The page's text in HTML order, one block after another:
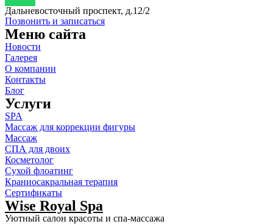
Дальневосточный проспект, д.12/2
Позвонить и записаться
Меню сайта
Новости
Галерея
О компании
Контакты
Блог
Услуги
SPA
Массаж для коррекции фигуры
Массаж
СПА для двоих
Косметолог
Сухой флоатинг
Краниосакральная терапия
Сертификаты
Wise Royal Spa
Уютный салон красоты и спа-массажа